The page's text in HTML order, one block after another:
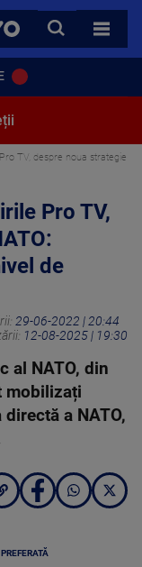
CAUTA
TOATE
TV, despre noua strategie
Pro TV,
de
29-06-2022 | 20:44
12-08-2025 | 19:30
al NATO, din
mobilizați
a NATO,